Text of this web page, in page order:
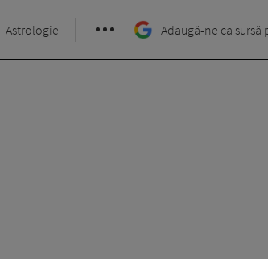
Astrologie Adaugă-ne ca